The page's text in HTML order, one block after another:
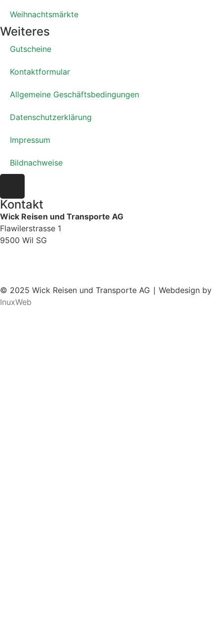
Weihnachtsmärkte
Weiteres
Gutscheine
Kontaktformular
Allgemeine Geschäftsbedingungen
Datenschutzerklärung
Impressum
Bildnachweise
Kontakt
Wick Reisen und Transporte AG
Flawilerstrasse 1
9500 Wil SG
© 2025 Wick Reisen und Transporte AG ∣ Webdesign by
InuxWeb